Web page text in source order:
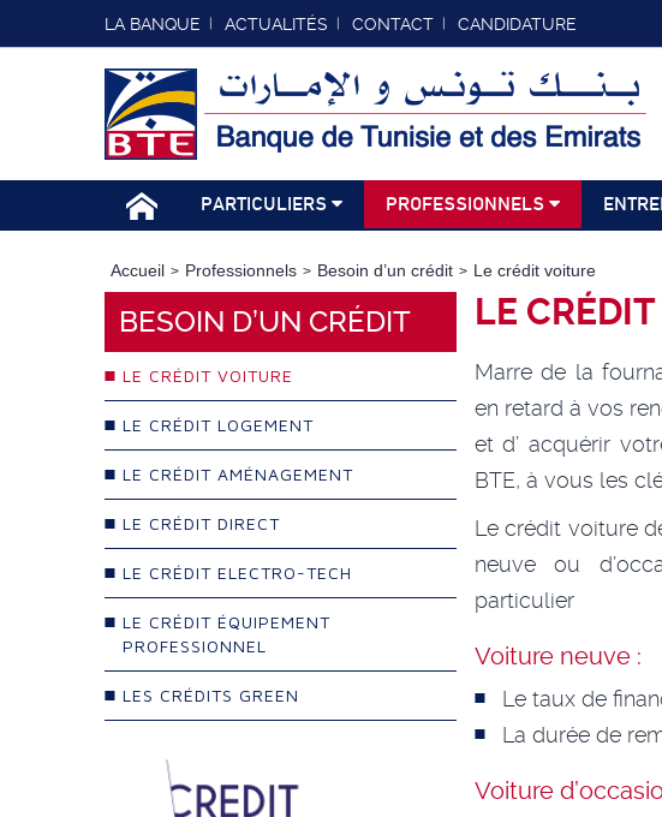
LA BANQUE ACTUALITÉS CONTACT CANDIDATURE
PARTICULIERS PROFESSIONNELS
Accueil Professionnels Besoin d’un crédit Le crédit voiture
BESOIN D’UN CRÉDIT
LE CRÉDIT VOITURE
LE CRÉDIT LOGEMENT
LE CRÉDIT AMÉNAGEMENT
LE CRÉDIT DIRECT
LE CRÉDIT ELECTRO-TECH
LE CRÉDIT ÉQUIPEMENT
PROFESSIONNEL
LES CRÉDITS GREEN
LE
Marre de la
en retard à vos
et d’ acquérir
BTE, à vous les
Le crédit voiture
neuve ou
particulier
Voiture neuve :
Le taux de
La durée de
Voiture